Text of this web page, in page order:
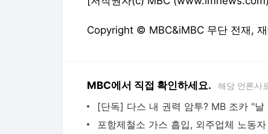
Copyright © MBC&iMBC 무단 전재,
MBC에서 직접 확인하세요. 해당 언론사